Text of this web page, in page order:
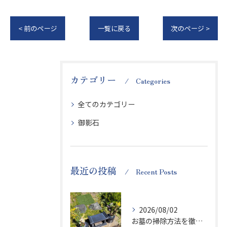
< 前のページ 一覧に戻る 次のページ >
カテゴリー Categories
全てのカテゴリー
御影石
最近の投稿 Recent Posts
2026/08/02
お墓の掃除方法を徹底解説墓石を傷めず清潔に保つ実践ポイント